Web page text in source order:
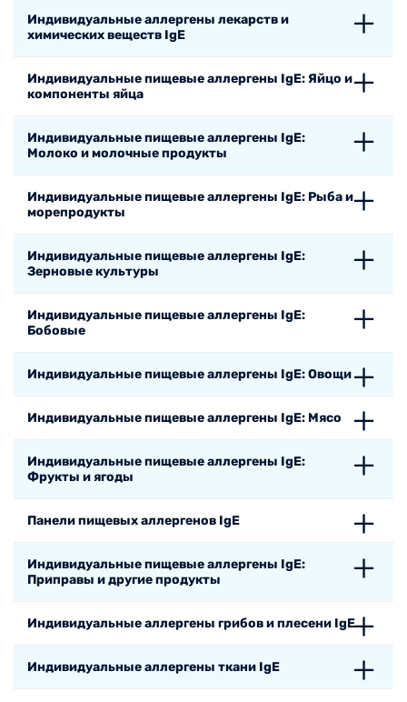
Индивидуальные аллергены лекарств и
химических веществ IgE
Индивидуальные пищевые аллергены IgE: Яйцо и
компоненты яйца
Индивидуальные пищевые аллергены IgE:
Молоко и молочные продукты
Индивидуальные пищевые аллергены IgE: Рыба и
морепродукты
Индивидуальные пищевые аллергены IgE:
Зерновые культуры
Индивидуальные пищевые аллергены IgE:
Бобовые
Индивидуальные пищевые аллергены IgE: Овощи
Индивидуальные пищевые аллергены IgE: Мясо
Индивидуальные пищевые аллергены IgE:
Фрукты и ягоды
Панели пищевых аллергенов IgE
Индивидуальные пищевые аллергены IgE:
Приправы и другие продукты
Индивидуальные аллергены грибов и плесени IgE
Индивидуальные аллергены ткани IgE